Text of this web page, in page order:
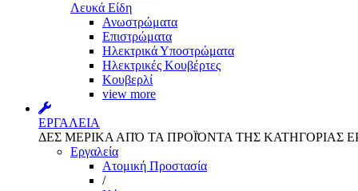
Λευκά Είδη
Ανωστρώματα
Επιστρώματα
Ηλεκτρικά Υποστρώματα
Ηλεκτρικές Κουβέρτες
Κουβερλί
view more
ΕΡΓΑΛΕΙΑ
ΔΕΣ ΜΕΡΙΚΑ ΑΠΌ ΤΑ ΠΡΟΪΌΝΤΑ ΤΗΣ ΚΑΤΗΓΟΡΙΑΣ
Εργαλεία
Aτομική Προστασία
/